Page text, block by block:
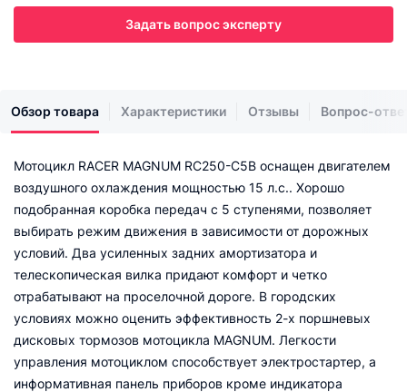
Задать вопрос эксперту
Обзор товара Характеристики Отзывы Вопрос-
Мотоцикл RACER MAGNUM RC250-C5B оснащен двигателем
воздушного охлаждения мощностью 15 л.с.. Хорошо
подобранная коробка передач с 5 ступенями, позволяет
выбирать режим движения в зависимости от дорожных
условий. Два усиленных задних амортизатора и
телескопическая вилка придают комфорт и четко
отрабатывают на проселочной дороге. В городских
условиях можно оценить эффективность 2-х поршневых
дисковых тормозов мотоцикла MAGNUM. Легкости
управления мотоциклом способствует электростартер, а
информативная панель приборов кроме индикатора